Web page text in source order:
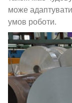
може
умов роботи.